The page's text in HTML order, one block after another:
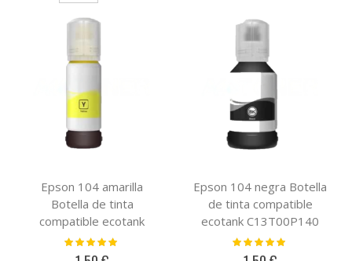
Epson 104 amarilla
Botella de tinta
compatible ecotank
C13T00P440
Valoración:
Epson 104 negra Botella
de tinta compatible
ecotank C13T00P140
Valoración: